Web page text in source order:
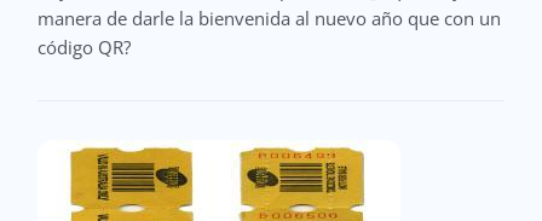
manera de darle la bienvenida al nuevo año que con un
código QR?